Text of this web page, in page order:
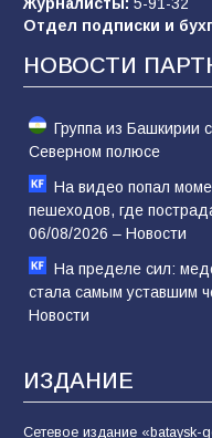
заявления Киева
отчаяние, а не
80 02.08.2026
Журналисты: 5-91-32
Отдел подписки и
НОВОСТИ
Группа из Башкирии
Северном полюсе
На видео попал
пешеходов, где
06/08/2026 – Новости
На пределе сил:
стала самым уставшим
Новости
ИЗДАНИЕ
Сетевое издание «bataysk-